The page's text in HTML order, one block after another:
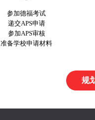
参加德福考试
递交APS申请
参加APS审核
准备学校申请材料
规